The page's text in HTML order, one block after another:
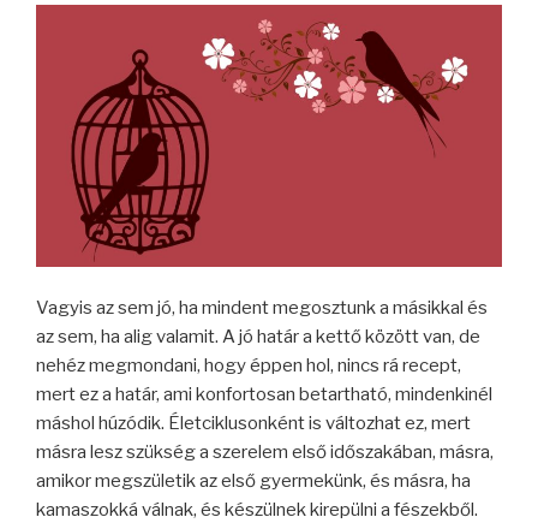
Vagyis az sem jó, ha mindent megosztunk a másikkal és
az sem, ha alig valamit. A jó határ a kettő között van, de
nehéz megmondani, hogy éppen hol, nincs rá recept,
mert ez a határ, ami konfortosan betartható, mindenkinél
máshol húzódik. Életciklusonként is változhat ez, mert
másra lesz szükség a szerelem első időszakában, másra,
amikor megszületik az első gyermekünk, és másra, ha
kamaszokká válnak, és készülnek kirepülni a fészekből.